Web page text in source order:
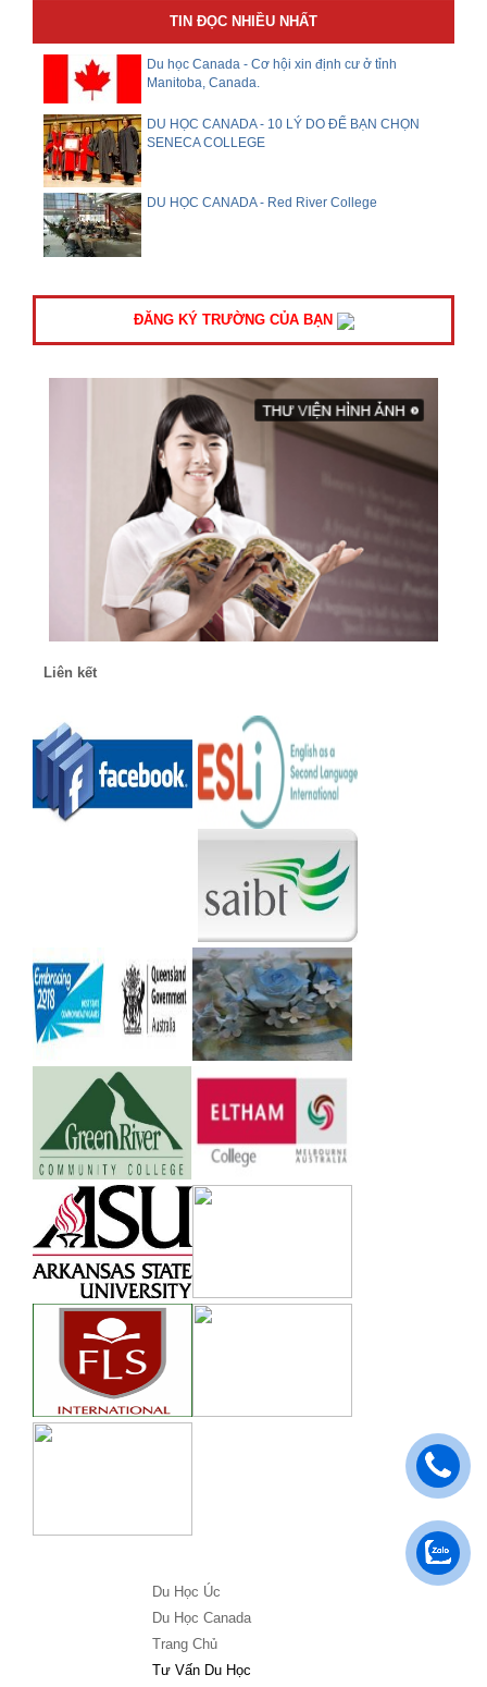
TIN ĐỌC NHIỀU NHẤT
Du học Canada - Cơ hội xin định cư ở tỉnh
Manitoba, Canada.
DU HỌC CANADA - 10 LÝ DO ĐỂ BẠN CHỌN
SENECA COLLEGE
DU HỌC CANADA - Red River College
ĐĂNG KÝ TRƯỜNG CỦA BẠN
Liên kết
Du Học Úc
Du Học Canada
Trang Chủ
Tư Vấn Du Học